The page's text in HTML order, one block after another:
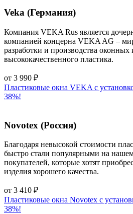
Veka (Германия)
Компания VEKA Rus является
компанией концерна VEKA AG –
разработки и производства
высококачественного пластика.
от 3 990 ₽
Пластиковые окна VEKA с
38%!
Novotex (Россия)
Благодаря невысокой стоимости
быстро стали популярными на
покупателей, которые хотят
изделия хорошего качества.
от 3 410 ₽
Пластиковые окна Novotex с
38%!